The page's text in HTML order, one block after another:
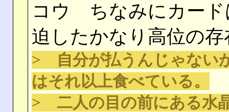
コウ ちなみにカード
迫したかなり高位の
> 自分が払うんじゃない
はそれ以上食べている。
> 二人の目の前にある水